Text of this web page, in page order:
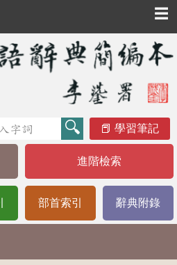
☰
學習筆記
進階檢索
部首索引 辭典附錄